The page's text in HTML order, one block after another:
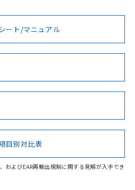
用いただく前に、以下を必ずお読
凡例
Cd Cr(VI)
式承認
ウェー
BV型式承認
（フランス
KR型式
（韓国
No No
製品の規格認証/適合状況ページへ
ちらのページからご検索ください
ート/マニュアル
目別対比表
およびEAR再輸出規制に関する見解が入手でき